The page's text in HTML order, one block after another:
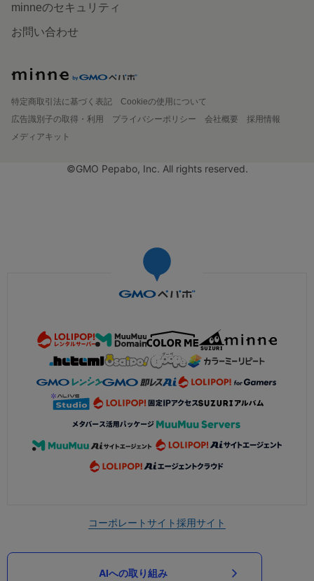
minneのセキュリティ
お問い合わせ
特定商取引法に基づく表記
Cookieの使用について
広告識別子の取得・利用
プライバシーポリシー 会社概要
採用情報
メディアキット
©GMO Pepabo, Inc. All rights reserved.
コーポレートサイト採用サイト
AIへの取り組み